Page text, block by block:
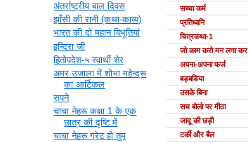
अंतर्राष्ट्रीय बाल दिवस
झाँसी की रानी (कथा-काव्य)
भारत की दो महान विभूतियां
इन्दिरा जी
हितोपदेश-५ स्वार्थी शेर
अमर उजाला में शोभा महेन्द्रू
का आर्टिकल
सपने
चाचा नेहरू कक्षा 1 के एक
छात्र की दृष्टि में
चाचा नेहरू ग्रेट हो तुम
सच्चा कर्म
प्रतिध्वनि
चित्रकथा-1
जो काम करो मन लगा कर
अपना-अपना फर्ज
बड़बडिया
उसके बिना
सच बोलो पर मीठा
जादू की छड़ी
टर्की और बैल